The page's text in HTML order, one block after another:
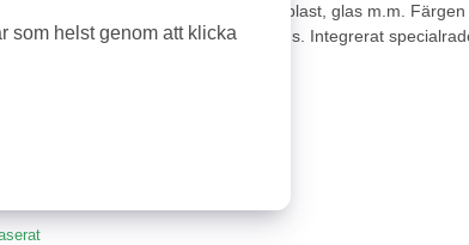
universalpenna för overheadfilm, trä, plast, glas m.m.
för användning av märkning utomhus. Integrerat
10st per förpackning.
0,6mm
som helst genom att klicka